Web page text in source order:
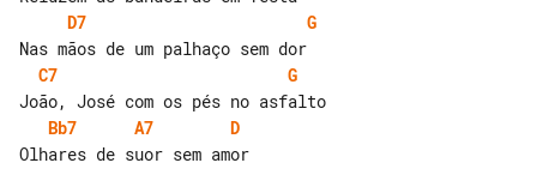
D7
G
C7
G
Bb7
A7
D
Olhares de suor sem amor